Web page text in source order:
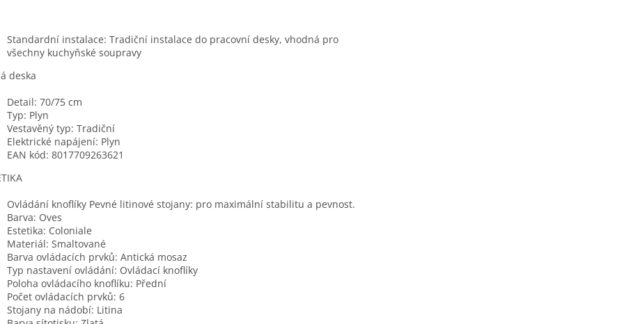
Standardní instalace: Tradiční instalace do pracovní desky, vhodná pro
všechny kuchyňské soupravy
deska
Detail: 70/75 cm
Typ: Plyn
Vestavěný typ: Tradiční
Elektrické napájení: Plyn
EAN kód: 8017709263621
Ovládání knoflíky Pevné litinové stojany: pro maximální stabilitu a pevnost.
Barva: Oves
Estetika: Coloniale
Materiál: Smaltované
Barva ovládacích prvků: Antická mosaz
Typ nastavení ovládání: Ovládací knoflíky
Poloha ovládacího knoflíku: Přední
Počet ovládacích prvků: 6
Stojany na nádobí: Litina